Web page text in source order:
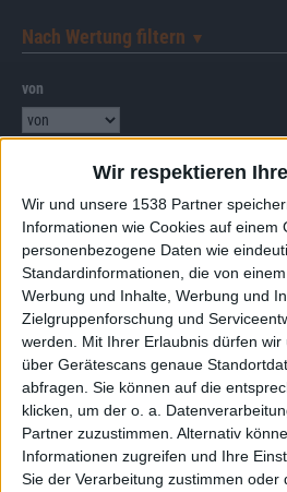
Wir respektieren
Wir und unsere 1538 Partner
Informationen wie Cookies auf einem
personenbezogene Daten wie
Standardinformationen, die von
Werbung und Inhalte, Werbung und
Zielgruppenforschung und
werden. Mit Ihrer Erlaubnis dürfen
über Gerätescans genaue
abfragen. Sie können auf die
klicken, um der o. a.
Partner zuzustimmen. Alternativ
Informationen zugreifen und Ihre
Sie der Verarbeitung zustimmen oder
Nach Wertung filtern ▼︎
von
Punkten
Nach Genres filtern►︎
Alben von Manes